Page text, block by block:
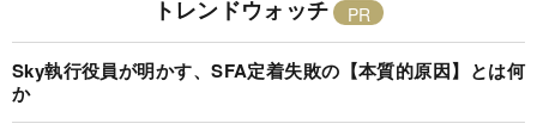
トレンドウォッチ
Sky執行役員が明かす、SFA定着失敗の【本質的原因】とは何
か